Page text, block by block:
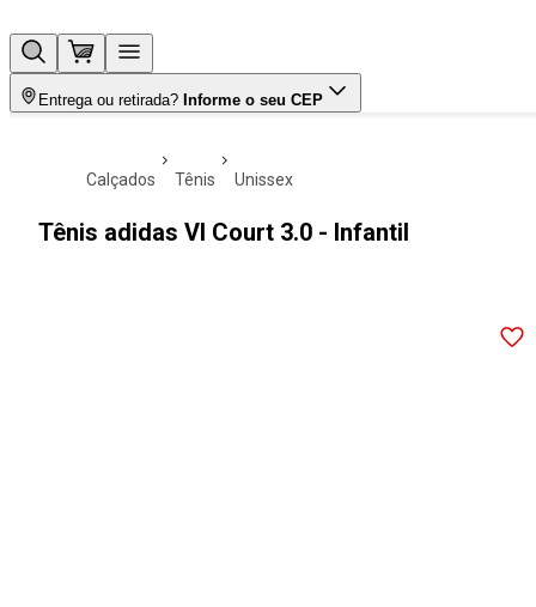
Entrega ou retirada? Informe o seu CEP
calçados tênis unissex
Tênis adidas Vl Court 3.0 - Infantil